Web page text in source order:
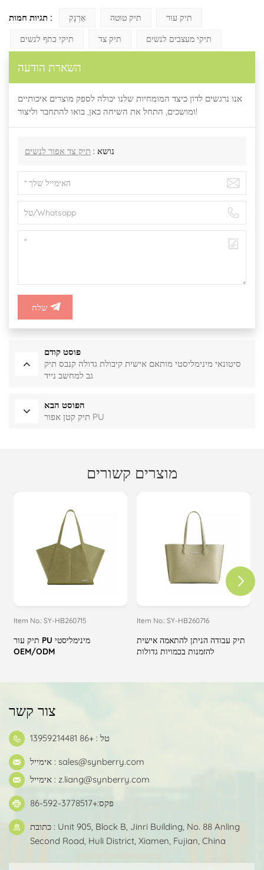
תגיות חמות : אַרְנָק תיק טוטה
תיק עור
תיקי כתף לנשים
תיק צד תיקי מעצבים לנשים
השארת הודעה
אנו נרגשים לדון כיצד המומחיות שלנו יכולה לספק מוצרים איכותיים
ומושכים, התחל את השיחה כאן, בואו להתחבר וליצור!
נושא : תיק צד אפור לנשים
שלח
פוסט קודם
סיטונאי מינימליסטי מותאם אישית קיבולת גדולה קנבס תיק
גב למחשב נייד
הפוסט הבא
תיק קטן אפור PU
מוצרים קשורים
Item No.: SY-HB260715
תיק עור PU מינימליסטי
OEM/ODM
Item No.: SY-HB260716
תיק עבודה הניתן להתאמה אישית
להזמנות בכמויות גדולות
צור קשר
טל : +86 13959214481
אימייל : sales@synberry.com
אימייל : z.liang@synberry.com
פקס:+86-592-3778517
כתובת : Unit 905, Block B, Jinri Building, No. 88 Anling
Second Road, Huli District, Xiamen, Fujian, China